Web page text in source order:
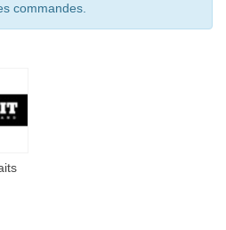
commandes.